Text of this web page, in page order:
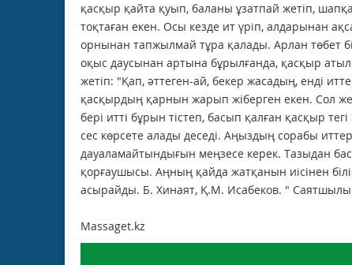
қасқыр қайта қуып, баланы ұзатпай жетіп,
тоқтаған екен. Осы кезде ит үріп, алдарынан
орнынан тапжылмай тұра қалады. Арлан төбет
оқыс даусынан артына бұрылғанда, қасқыр
жетіп: "Қап, әттеген-ай, бекер жасадың, енді
қасқырдың қарнын жарып жіберген екен. Сол
бері итті бұрын тістеп, басып қалған қасқыр
сес көрсете алады деседі. Аңыздың сорабы
дауаламайтындығын меңзесе керек. Тазыдан
қорғаушысы. Аңның қайда жатқанын иісінен
асырайды. Б. Хинаят, Қ.М. Исабеков. "
Massaget.kz